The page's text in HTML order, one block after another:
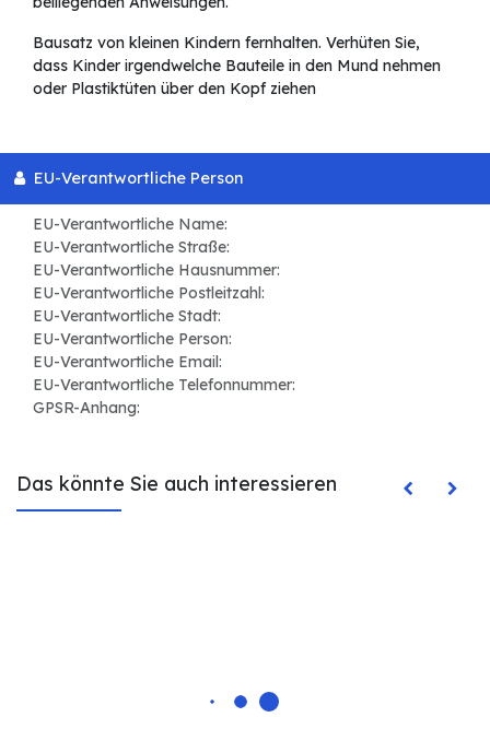
Bausatz von kleinen Kindern fernhalten. Verhüten Sie,
dass Kinder irgendwelche Bauteile in den Mund nehmen
oder Plastiktüten über den Kopf ziehen
EU-Verantwortliche Person
EU-Verantwortliche Name:
EU-Verantwortliche Straße:
EU-Verantwortliche Hausnummer:
EU-Verantwortliche Postleitzahl:
EU-Verantwortliche Stadt:
EU-Verantwortliche Person:
EU-Verantwortliche Email:
EU-Verantwortliche Telefonnummer:
GPSR-Anhang:
Das könnte Sie auch interessieren